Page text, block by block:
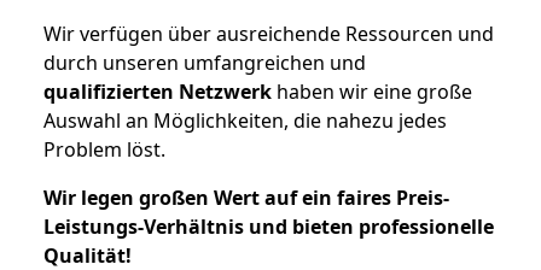
Wir verfügen über ausreichende Ressourcen und
durch unseren umfangreichen und
qualifizierten Netzwerk haben wir eine große
Auswahl an Möglichkeiten, die nahezu jedes
Problem löst.
Wir legen großen Wert auf ein faires Preis-
Leistungs-Verhältnis und bieten professionelle
Qualität!